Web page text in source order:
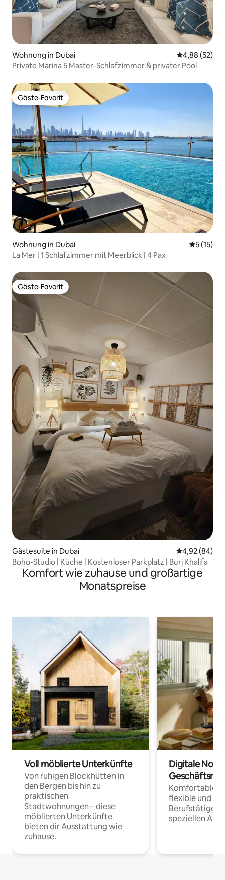
Wohnung in Dubai
4,88 (52)
Private Marina 5 Master-Schlafzimmer & privater Pool
Gäste-Favorit
Gäste-Favorit
Wohnung in Dubai
5 (15)
La Mer | 1 Schlafzimmer mit Meerblick | 4 Pax
Gäste-Favorit
Gäste-Favorit
Gästesuite in Dubai
4,92 (84)
Boho-Studio | Küche | Kostenloser Parkplatz | Burj Khalifa
Komfort wie zuhause und großartige
Monatspreise
Voll möblierte Unterkünfte
Von ruhigen Blockhütten in
den Bergen bis hin zu
praktischen
Stadtwohnungen – diese
möblierten Unterkünfte
bieten dir Ausstattung wie
zuhause.
Digitale
Komfortable
flexible und
Berufstätige
speziellen